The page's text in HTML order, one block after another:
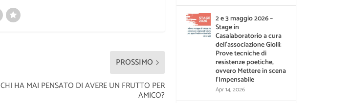
PROSSIMO
CHI HA MAI PENSATO DI AVERE UN FRUTTO PER
AMICO?
2 e 3 maggio 2026 –
Stage in
Casalaboratorio a cura
dell’associazione Giolli:
Prove tecniche di
resistenze poetiche,
ovvero Mettere in scena
l’Impensabile
Apr 14, 2026